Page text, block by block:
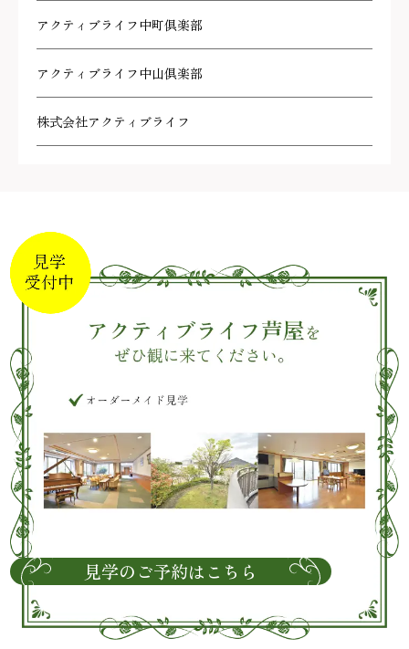
アクティブライフ中町倶楽部
アクティブライフ中山倶楽部
株式会社アクティブライフ
見学のご予約はこちら